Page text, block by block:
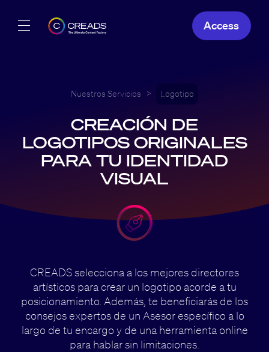
Nuestras ofertas
ES
Access
Nuestros Servicios > Logotipo
CREACIÓN DE
LOGOTIPOS ORIGINALES
PARA TU IDENTIDAD
VISUAL
CREADS selecciona a los mejores directores
artísticos para crear un logotipo acorde a tu
posicionamiento. Además, te beneficiarás de los
consejos expertos de un Asesor específico a lo
largo de tu encargo y de una herramienta online
para hablar sin limitaciones.